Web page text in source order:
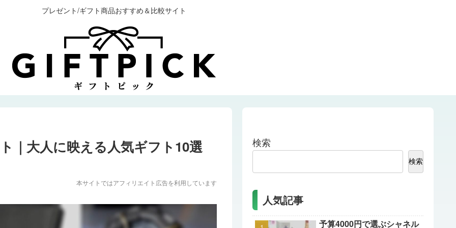
プレゼント/ギフト商品おすすめ＆比較サイト
｜大人に映える人気ギフト10選
本サイトではアフィリエイト広告を利用しています
検索
検索
人気記事
予算4000円で選ぶシャネル